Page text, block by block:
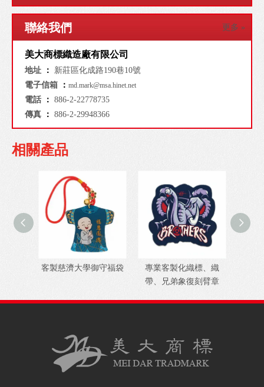
聯絡我們 更多 »
美大商標織造廠有限公司
地址 ：
新莊區化成路190巷10號
電子信箱
： md.mark@msa.hinet.net
電話 ： 886-2-22778735
傳真
： 886-2-29948366
相關產品
客製慈濟大學御守福袋
專業客製化織標、織
帶、兄弟象復刻臂章